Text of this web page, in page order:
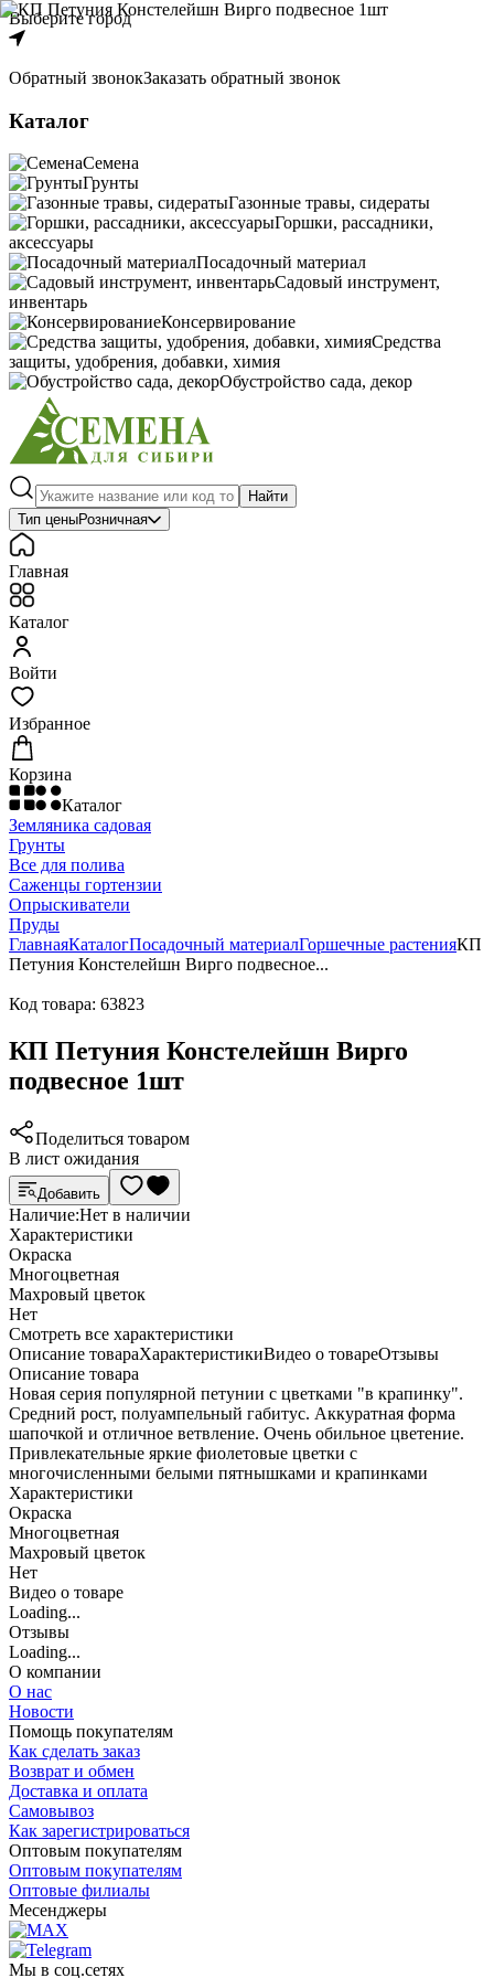
Выберите город
Обратный звонокЗаказать обратный звонок
Каталог
Семена
Грунты
Газонные травы, сидераты
Горшки, рассадники,
аксессуары
Посадочный материал
Садовый инструмент,
инвентарь
Консервирование
Средства
защиты, удобрения, добавки, химия
Обустройство сада, декор
Найти
Тип ценыРозничная
Главная
Каталог
Войти
Избранное
Корзина
Каталог
Земляника садовая
Грунты
Все для полива
Саженцы гортензии
Опрыскиватели
Пруды
ГлавнаяКаталогПосадочный материалГоршечные растенияКП
Петуния Констелейшн Вирго подвесное...
Код товара: 63823
КП Петуния Констелейшн Вирго
подвесное 1шт
Поделиться товаром
В лист ожидания
Добавить
Наличие:Нет в наличии
Характеристики
Окраска
Многоцветная
Махровый цветок
Нет
Cмотреть все характеристики
Описание товараХарактеристикиВидео о товареОтзывы
Описание товара
Новая серия популярной петунии с цветками "в крапинку".
Средний рост, полуампельный габитус. Аккуратная форма
шапочкой и отличное ветвление. Очень обильное цветение.
Привлекательные яркие фиолетовые цветки с
многочисленными белыми пятнышками и крапинками
Характеристики
Окраска
Многоцветная
Махровый цветок
Нет
Видео о товаре
Loading...
Отзывы
Loading...
О компании
О нас
Новости
Помощь покупателям
Как сделать заказ
Возврат и обмен
Доставка и оплата
Самовывоз
Как зарегистрироваться
Оптовым покупателям
Оптовым покупателям
Оптовые филиалы
Месенджеры
Мы в соц.сетях